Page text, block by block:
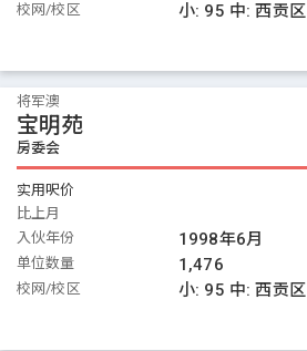
校网/校区 小: 95 中:西贡区
将军澳
宝明苑
房委会
实用呎价
比上月
入伙年份
1998年6月
单位数量 1,476
校网/校区 小: 95 中:西贡区